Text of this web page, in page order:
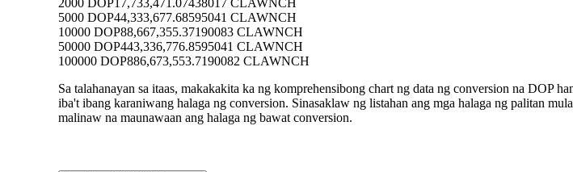
2000 DOP17,733,471.07438017 CLAWNCH
5000 DOP44,333,677.68595041 CLAWNCH
10000 DOP88,667,355.37190083 CLAWNCH
50000 DOP443,336,776.8595041 CLAWNCH
100000 DOP886,673,553.7190082 CLAWNCH
Sa talahanayan sa itaas, makakakita ka ng komprehensibong chart ng data ng conversion na
iba't ibang karaniwang halaga ng conversion. Sinasaklaw ng listahan ang mga halaga ng palitan
malinaw na maunawaan ang halaga ng bawat conversion.